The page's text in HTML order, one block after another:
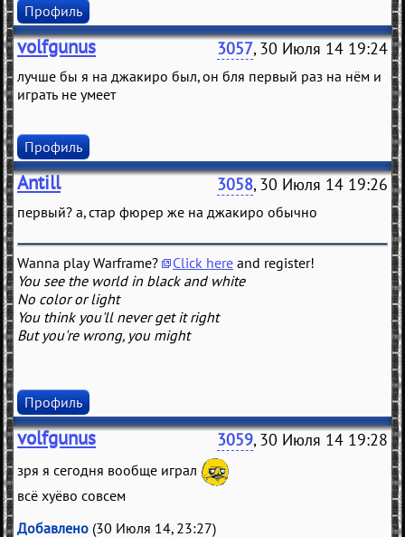
Профиль
volfgunus 3057, 30 Июля 14 19:24
лучше бы я на джакиро был, он бля первый раз на нём и
играть не умеет
Профиль
Antill 3058, 30 Июля 14 19:26
первый? а, стар фюрер же на джакиро обычно
Wanna play Warframe? Click here and register!
You see the world in black and white
No color or light
You think you'll never get it right
But you're wrong, you might
Профиль
volfgunus 3059, 30 Июля 14 19:28
зря я сегодня вообще играл
всё хуёво совсем
Добавлено (30 Июля 14, 23:27)